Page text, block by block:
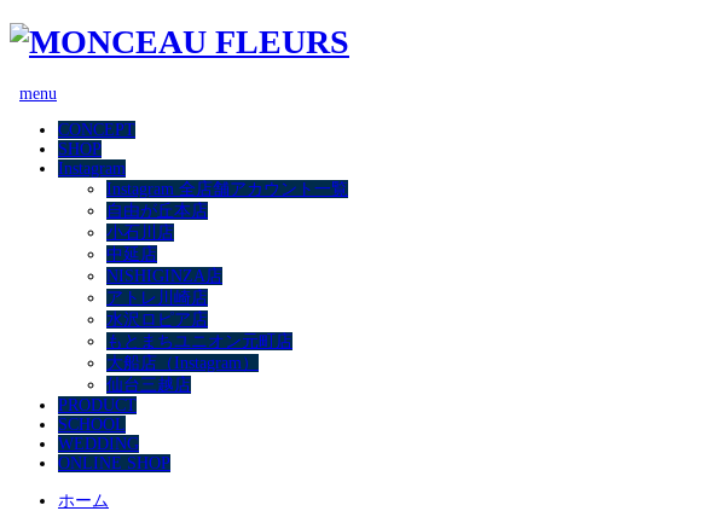
menu
CONCEPT
SHOP
Instagram
Instagram 全店舗アカウント一覧
自由が丘本店
小石川店
中延店
NISHIGINZA店
アトレ川崎店
水沢ロピア店
もとまちユニオン元町店
大船店（Instagram）
仙台三越店
PRODUCT
SCHOOL
WEDDING
ONLINE SHOP
ホーム